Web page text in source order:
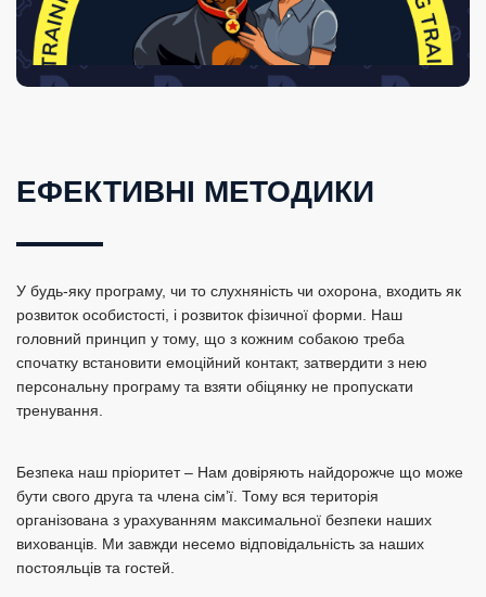
ЕФЕКТИВНІ МЕТОДИКИ
У будь-яку програму, чи то слухняність чи охорона, входить як
розвиток особистості, і розвиток фізичної форми. Наш
головний принцип у тому, що з кожним собакою треба
спочатку встановити емоційний контакт, затвердити з нею
персональну програму та взяти обіцянку не пропускати
тренування.
Безпека наш пріоритет – Нам довіряють найдорожче що може
бути свого друга та члена сім’ї. Тому вся територія
організована з урахуванням максимальної безпеки наших
вихованців. Ми завжди несемо відповідальність за наших
постояльців та гостей.